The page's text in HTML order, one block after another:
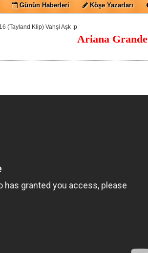
Günün Haberleri Köşe Yazarları
(Tayland Klip) Vahşi Aşk :p
Ariana Grande